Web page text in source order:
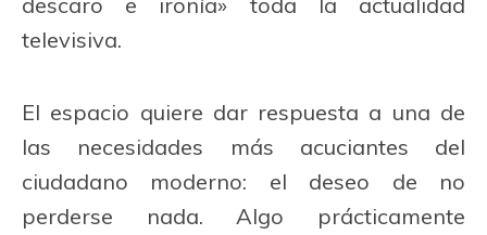
televisiva.
El espacio quiere dar respuesta a una de
las necesidades más acuciantes del
ciudadano moderno: el deseo de no
perderse nada. Algo prácticamente